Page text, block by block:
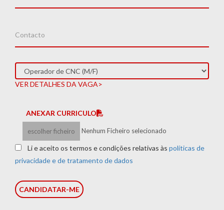
VER DETALHES DA VAGA>
ANEXAR CURRICULO
escolher ficheiro Nenhum Ficheiro selecionado
Li e aceito os termos e condições relativas às políticas de
privacidade e de tratamento de dados
CANDIDATAR-ME